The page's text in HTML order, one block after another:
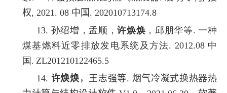
权, 2021. 08 中国. 202010713174.8
13. 孙绍增，孟顺，许焕焕，邱朋华等. 一种
煤基燃料近零排放发电系统及方法. 2012.08 中
国. ZL201210122465.5
14. 许焕焕 ，王志强等. 烟气冷凝式换热器热